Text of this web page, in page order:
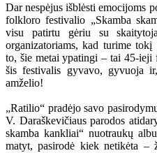
Dar nespėjus išblėsti emocijoms
folkloro festivalio „Skamba
visu patirtu gėriu su
organizatoriams, kad turime
to, šie metai ypatingi – tai 45-
šis festivalis gyvavo, gyvuoja
amželio!
„Ratilio“ pradėjo savo
V. Daraškevičiaus parodos
skamba kankliai“ nuotraukų
matyt, pasirodė kiek netikėta –